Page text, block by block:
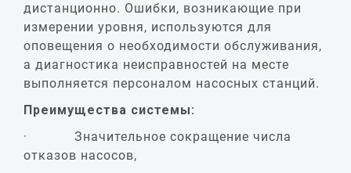
дистанционно. Ошибки, возникающие при
измерении уровня, используются для
оповещения о необходимости обслуживания,
а диагностика неисправностей на месте
выполняется персоналом насосных станций.
Преимущества системы:
· Значительное сокращение числа
отказов насосов,